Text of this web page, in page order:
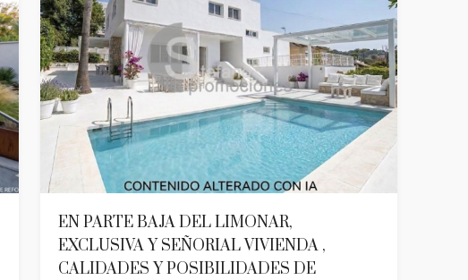
EN PARTE BAJA DEL LIMONAR,
EXCLUSIVA Y SEÑORIAL VIVIENDA ,
CALIDADES Y POSIBILIDADES DE